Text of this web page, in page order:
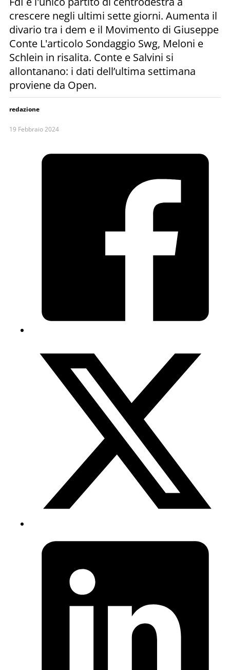
crescere negli ultimi sette giorni. Aumenta il
divario tra i dem e il Movimento di Giuseppe
Conte L'articolo Sondaggio Swg, Meloni e
Schlein in risalita. Conte e Salvini si
allontanano: i dati dell’ultima settimana
proviene da Open.
redazione
19 Febbraio 2024